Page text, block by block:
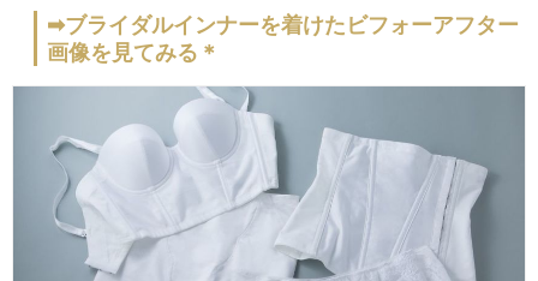
➡ブライダルインナーを着けたビフォーアフター
画像を見てみる＊